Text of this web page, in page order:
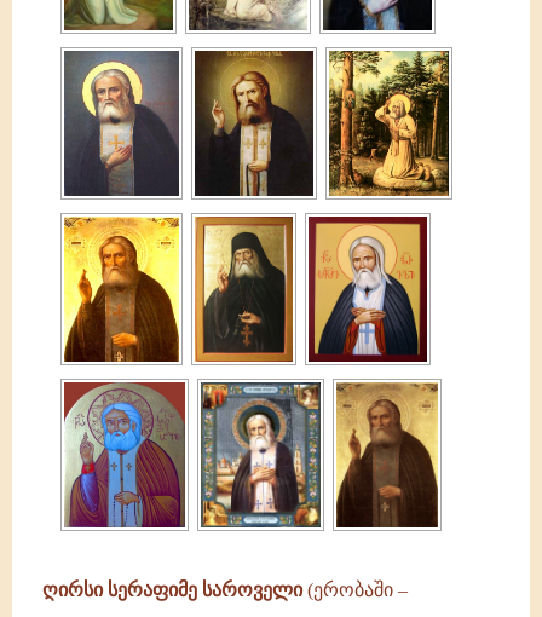
ღირსი სერაფიმე საროველი(ერობაში –